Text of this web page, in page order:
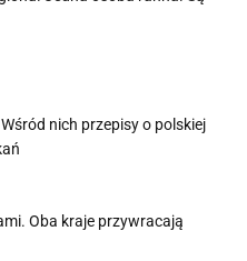
nich przepisy o polskiej
Oba kraje przywracają